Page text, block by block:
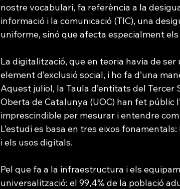
nostre vocabulari, fa referència a la
informació i la comunicació (TIC), una
uniforme, sinó que afecta especialment
La digitalització, que en teoria havia de
element d’exclusió social, i ho fa d’una
Aquest juliol, la Taula d’entitats del
Oberta de Catalunya (UOC) han fet públic
imprescindible per mesurar i entendre
L’estudi es basa en tres eixos
i els usos digitals.
Pel que fa a la infraestructura i els
universalització: el 99,4% de la població